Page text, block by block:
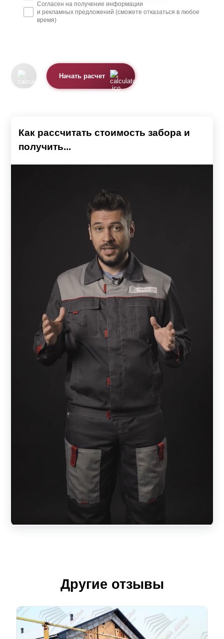
Согласен на получение информации
и рекламных предложений (сможете отказаться в любое
время)
Начать расчет
Как рассчитать стоимость забора и
получить...
Другие отзывы